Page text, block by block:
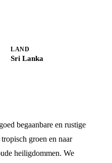
LAND
Sri Lanka
begaanbare en rustige
groen en naar
heiligdommen. We